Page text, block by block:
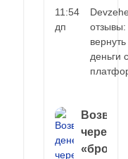
11:54
дп
отзывы:
вернуть
деньги с
через